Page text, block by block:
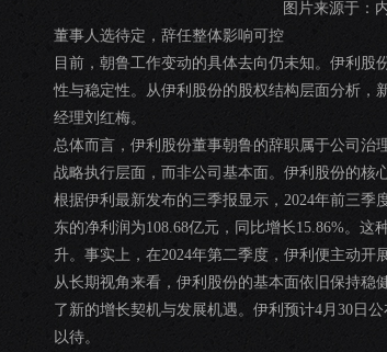
图片来源于：
董事人选待定，辞任整体影响可控
目前，朝鲁工作变动的具体去向仍未知。伊利
性与稳定性。从伊利股份的股权结构层面分析，
经理刘红梅。
总体而言，伊利股份董事朝鲁的辞职属于公司治
战略执行层面，而非公司基本面。伊利股份的核
根据伊利最新发布的三季报显示，2024年前三季
东的净利润为108.68亿元，同比增长15.86%。
升。事实上，在2024年第二季度，伊利便主动开
从长期视角来看，伊利股份的基本面依旧保持稳
了新的增长契机与发展机遇。伊利预计4月30日
以待。